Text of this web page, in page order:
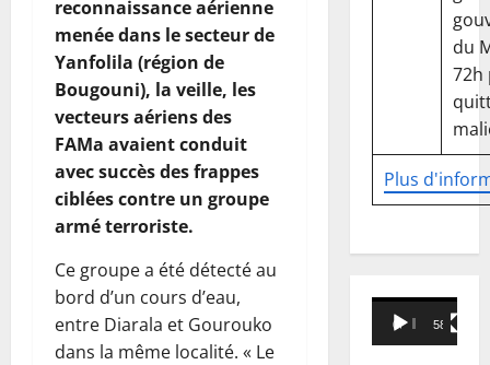
reconnaissance aérienne
menée dans le secteur de
Yanfolila (région de
Bougouni), la veille, les
vecteurs aériens des
FAMa avaient conduit
avec succès des frappes
ciblées contre un groupe
armé terroriste.
Ce groupe a été détecté au
bord d’un cours d’eau,
entre Diarala et Gourouko
dans la même localité. « Le
Plus
du
72h
Lecteur
vidéo
00:00 58:18